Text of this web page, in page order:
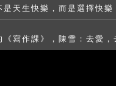
天生快樂，而是選擇快樂
《寫作課》，陳雪：去愛，